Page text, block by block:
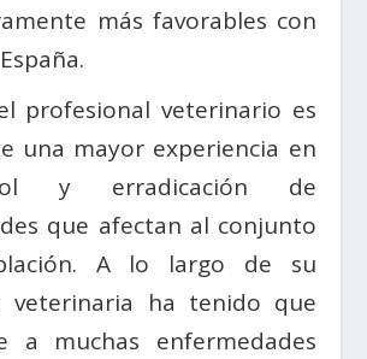
más favorables con
profesional veterinario es
una mayor experiencia en
y erradicación de
que afectan al conjunto
A lo largo de su
veterinaria ha tenido que
a muchas enfermedades